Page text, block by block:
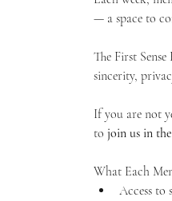
— a space to
The First
sincerity,
If you are not
to join us in
What Each
Access to